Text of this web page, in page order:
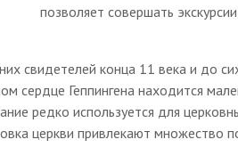
позволяет совершать
свидетелей конца 11 века и до
сердце Геппингена находится
редко используется для
церкви привлекают множество